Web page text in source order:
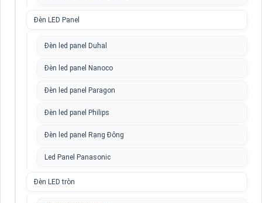
Đèn LED Panel
Đèn led panel Duhal
Đèn led panel Nanoco
Đèn led panel Paragon
Đèn led panel Philips
Đèn led panel Rạng Đông
Led Panel Panasonic
Đèn LED tròn